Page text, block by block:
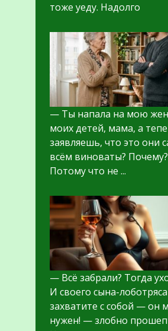
тоже уеду. Надолго
— Ты напала на мою
моих детей, мама, а
заявляешь, что это они
всём виноваты? Почему?
Потому что не ...
— Всё забрали? Тогда
И своего сына-лоботряса
захватите с собой — он
нужен! — злобно